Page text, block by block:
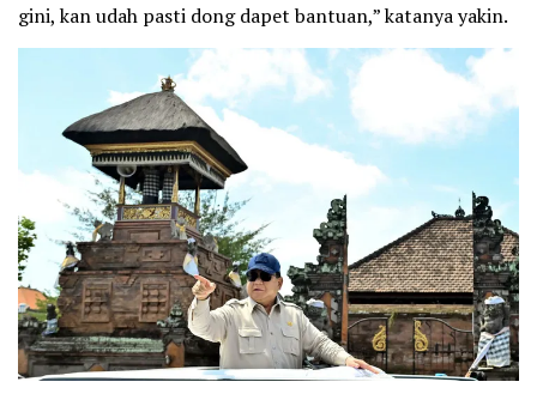
gini, kan udah pasti dong dapet bantuan,” katanya yakin.